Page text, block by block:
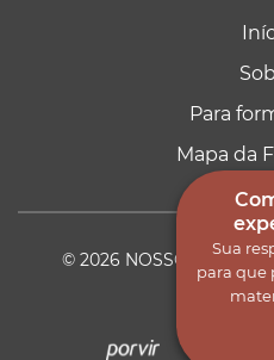
Para
Mapa da
© 2026 NOSSO ENSINO
Sua
para que